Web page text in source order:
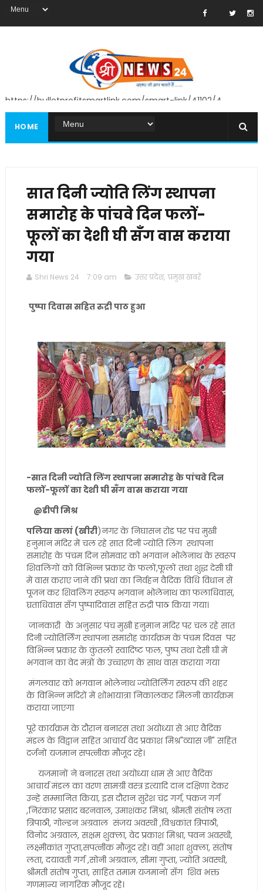
https://bulletprofitsmartlink.com/smart-link/41102/4
HOME
सात दिनी ज्योति लिंग स्थापना
समारोह के पांचवे दिन फलों-
फूलों का देशी घी सँग वास कराया
गया
Shri News 24 7:09 am उत्तर प्रदेश, प्रमुख खबरें
पुष्पा दिवास सहित रुद्री पाठ हुआ
-सात दिनी ज्योति लिंग स्थापना समारोह के पांचवे दिन
फलों-फूलों का देशी घी सँग वास कराया गया
@डीपी मिश्र
पलिया कलां (खीरी)नगर के निघासन रोड पर पंच मुखी
हनुमान मंदिर में चल रहे सात दिनी ज्योति लिंग स्थापना
समारोह के पंचम दिन सोमवार को भगवान भोलेनाथ के स्वरूप
शिवलिंगों को विभिन्न प्रकार के फलों,फूलों तथा शुद्ध देसी घी
में वास कराए जाने की प्रथा का निर्वहन वैदिक विधि विधान सें
पूजन कर शिवलिंग स्वरूप भगवान भोलेनाथ का फलाधिवास,
घ्रताधिवास सँग पुष्पादिवास सहित रुद्री पाठ किया गया।
जानकारी के अनुसार पंच मुखी हनुमान मंदिर पर चल रहे सात
दिनी ज्योतिर्लिंग स्थापना समारोह कार्यक्रम के पंचम दिवस पर
विभिन्न प्रकार के कुंतलों स्वादिष्ट फल, पुष्प तथा देसी घी में
भगवान का वेद मंत्रों के उच्चारण के साथ वास कराया गया
मंगलवार को भगवान भोलेनाथ ज्योतिर्लिंग स्वरूप की शहर
के विभिन्न मंदिरों में शोभायात्रा निकालकर मिलनी कार्यक्रम
कराया जाएगा
पूरे कार्यक्रम के दौरान बनारस तथा अयोध्या से आए वैदिक
मंडल के विद्वान सहित आचार्य वेद प्रकाश मिश्र"व्यास जी" सहित
दर्जनों यजमान सपत्नीक मौजूद रहे।
यजमानों ने बनारस तथा अयोध्या धाम से आए वैदिक
आचार्य मंडल का वरण सामग्री वस्त्र इत्यादि दान दक्षिणा देकर
उन्हें सम्मानित किया, इस दौरान सुरेश चंद्र गर्ग, पंकज गर्ग
,निरंकार प्रसाद बरनवाल, उमाशंकर मिश्रा, श्रीमती संतोष लता
त्रिपाठी, गोल्डन अग्रवाल संजय अवस्थी ,विश्वकांत त्रिपाठी,
विनोद अग्रवाल, सक्षम शुक्ला, वेद प्रकाश मिश्रा, पवन अवस्थी,
लक्ष्मीकांत गुप्ता,सपत्नीक मौजूद रहे। वहीं आशा शुक्ला, संतोष
लता, दयावती गर्ग ,सोनी अग्रवाल, सीमा गुप्ता, ज्योति अवस्थी,
श्रीमती संतोष गुप्ता, साहित तमाम यजमानों सँग शिव भक्त
गणमान्य नागरिक मौजूद रहे।